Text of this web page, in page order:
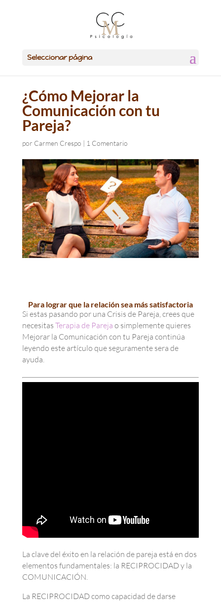
Seleccionar página
¿Cómo Mejorar la
Comunicación con tu
Pareja?
por Carmen Crespo | 1 Comentario
Para lograr que la relación sea más satisfactoria
Si estas pasando por una Crisis de Pareja, crees que
necesitas Terapia de Pareja o simplemente quieres
Mejorar la Comunicación con tu Pareja continúa
leyendo este artículo que seguramente sera de
ayuda.
La clave del éxito en la relación de pareja está en dos
elementos fundamentales: la RECIPROCIDAD y la
COMUNICACIÓN.
La RECIPROCIDAD como capacidad de darse